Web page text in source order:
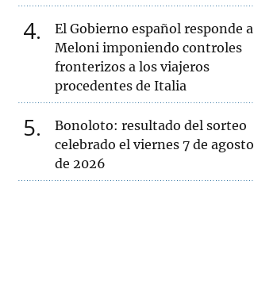
4
El Gobierno español responde a
Meloni imponiendo controles
fronterizos a los viajeros
procedentes de Italia
5
Bonoloto: resultado del sorteo
celebrado el viernes 7 de agosto
de 2026